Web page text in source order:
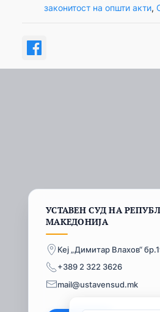
законитост на општи акти,
УСТАВЕН СУД НА
МАКЕДОНИЈА
Кеј „Димитар Влахов“
+389 2 322 3626
mail@ustavensud.mk